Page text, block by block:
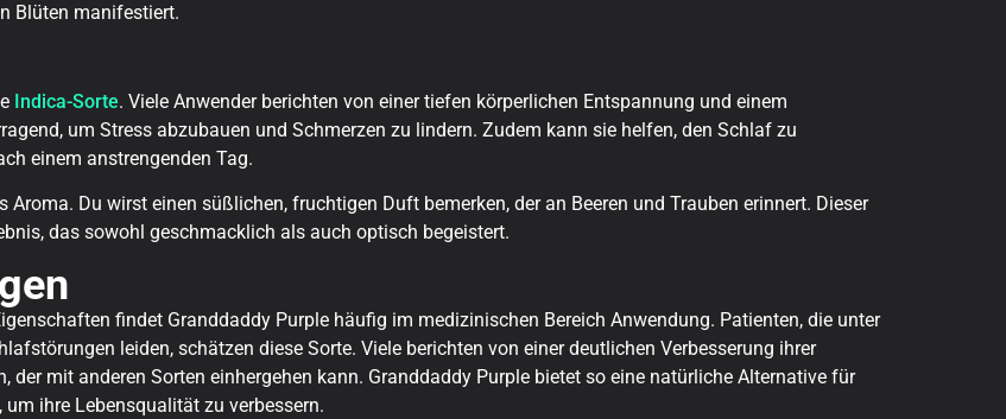
Blüten manifestiert.
Indica-Sorte. Viele Anwender berichten von einer tiefen körperlichen Entspannung und einem
um Stress abzubauen und Schmerzen zu lindern. Zudem kann sie helfen, den Schlaf zu
einem anstrengenden Tag.
Du wirst einen süßlichen, fruchtigen Duft bemerken, der an Beeren und Trauben erinnert. Dieser
das sowohl geschmacklich als auch optisch begeistert.
findet Granddaddy Purple häufig im medizinischen Bereich Anwendung. Patienten, die unter
leiden, schätzen diese Sorte. Viele berichten von einer deutlichen Verbesserung ihrer
der mit anderen Sorten einhergehen kann. Granddaddy Purple bietet so eine natürliche Alternative für
ihre Lebensqualität zu verbessern.